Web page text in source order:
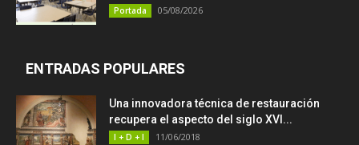
Portada 05/08/2026
ENTRADAS POPULARES
Una innovadora técnica de restauración
recupera el aspecto del siglo XVI...
I + D + I 11/06/2018